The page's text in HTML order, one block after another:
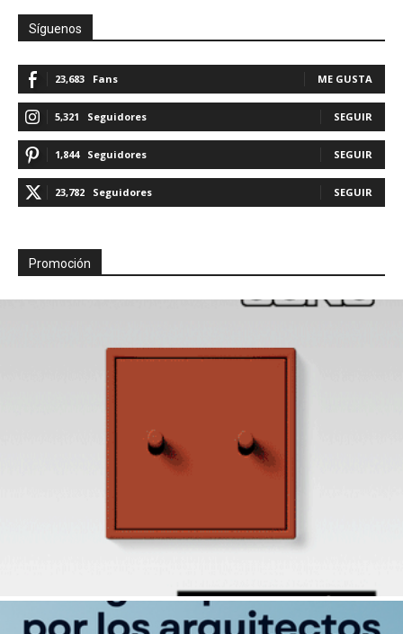
Síguenos
23,683 Fans ME GUSTA
5,321 Seguidores SEGUIR
1,844 Seguidores SEGUIR
23,782 Seguidores SEGUIR
Promoción